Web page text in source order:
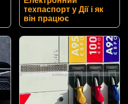
техпаспорт у Дії і як
він працює